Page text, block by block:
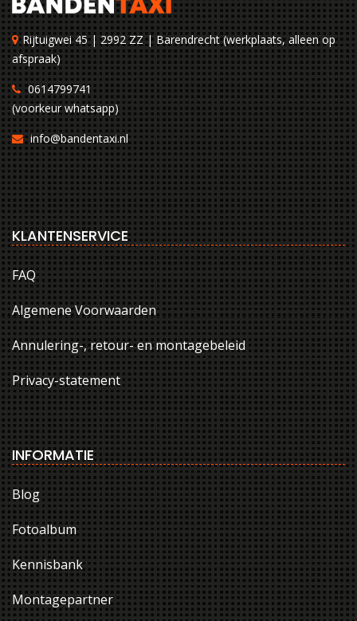
Rijtuigwei 45 | 2992 ZZ | Barendrecht (werkplaats, alleen op
afspraak)
0614799741
(voorkeur whatsapp)
info@bandentaxi.nl
KLANTENSERVICE
FAQ
Algemene Voorwaarden
Annulering-, retour- en montagebeleid
Privacy-statement
INFORMATIE
Blog
Fotoalbum
Kennisbank
Montagepartner